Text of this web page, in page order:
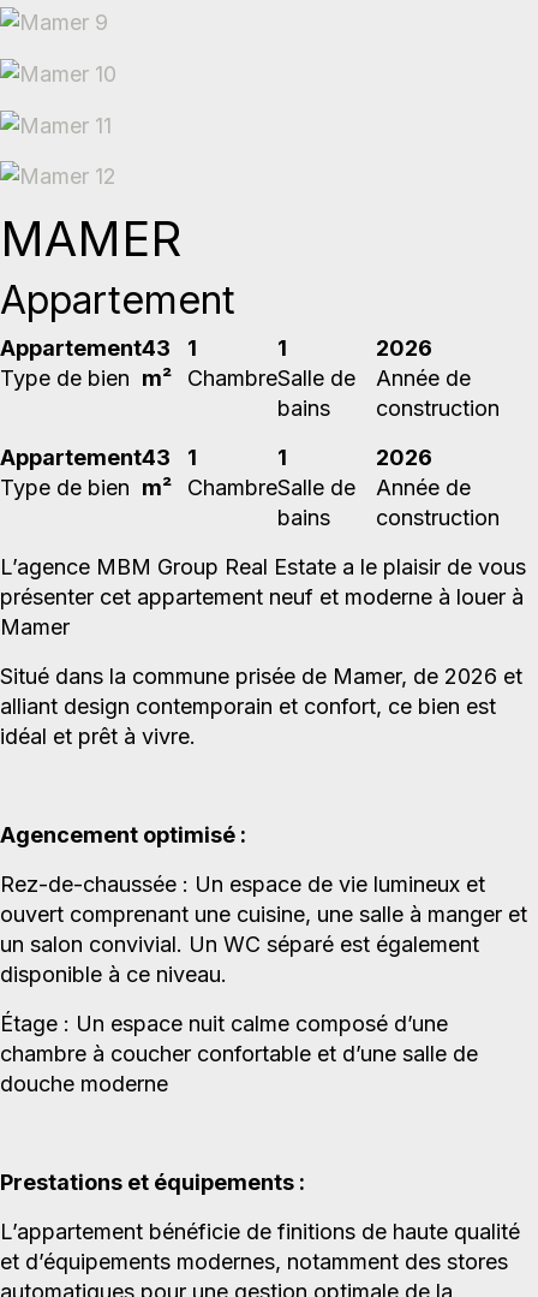
MAMER
Appartement
Appartement
Type de bien
43
m²
1
Chambre
1
Salle de
bains
2026
Année de
construction
Appartement
Type de bien
43
m²
1
Chambre
1
Salle de
bains
2026
Année de
construction
L’agence MBM Group Real Estate a le plaisir de vous
présenter cet appartement neuf et moderne à louer à
Mamer
Situé dans la commune prisée de Mamer, de 2026 et
alliant design contemporain et confort, ce bien est
idéal et prêt à vivre.
Agencement optimisé :
Rez-de-chaussée : Un espace de vie lumineux et
ouvert comprenant une cuisine, une salle à manger et
un salon convivial. Un WC séparé est également
disponible à ce niveau.
Étage : Un espace nuit calme composé d’une
chambre à coucher confortable et d’une salle de
douche moderne
Prestations et équipements :
L’appartement bénéficie de finitions de haute qualité
et d’équipements modernes, notamment des stores
automatiques pour une gestion optimale de la